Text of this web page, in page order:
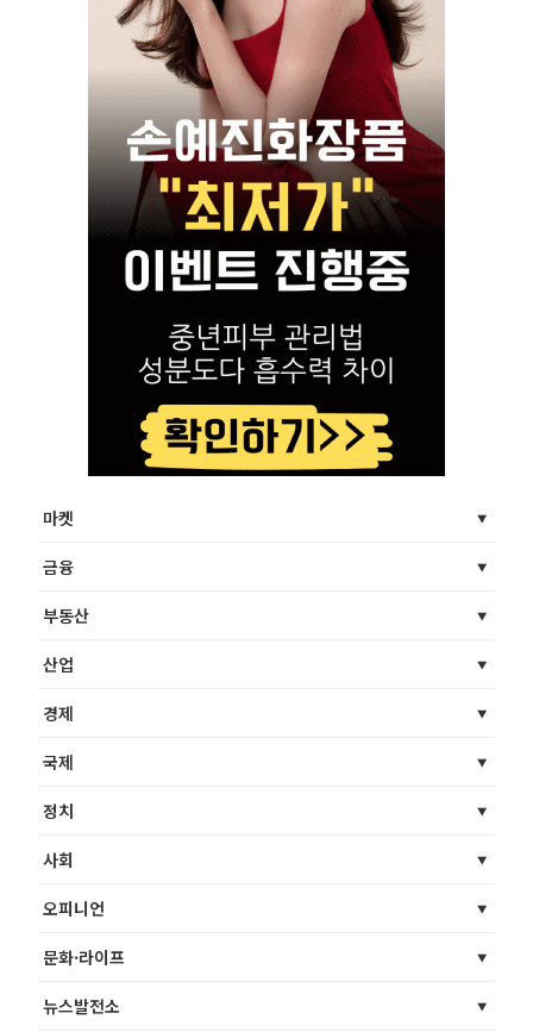
마켓
금융
부동산
산업
경제
국제
정치
사회
오피니언
문화·라이프
뉴스발전소